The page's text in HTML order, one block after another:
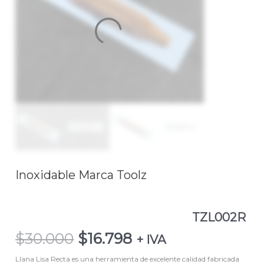
Inoxidable Marca Toolz
TZL002R
$30.000 $16.798 + IVA
Llana Lisa Recta es una herramienta de excelente calidad fabricada